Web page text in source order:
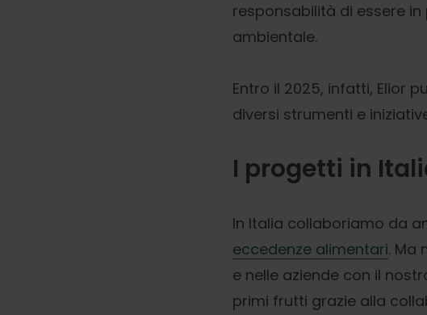
responsabilità di essere
ambientale.
Entro il 2025, infatti, Elior
diversi strumenti e
I progetti in
In Italia collaboriamo da
eccedenze alimentari. Ma
e nelle aziende con il
primi frutti grazie alla